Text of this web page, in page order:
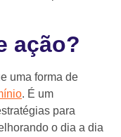
ação?
uma forma de
. É um
para
o dia a dia